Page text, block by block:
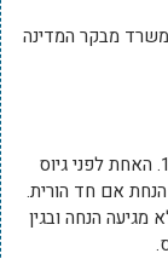
משרד מבקר המדינה
תלונת אם חד הורית לשני ילדים כיום בני כ 21 ו 18. האחת לפני גיוס
אם חד הורית.
לגביה נאמר כי מאחר ובנה עבר את גיל 21 לא מגיעה הנחה ובגין